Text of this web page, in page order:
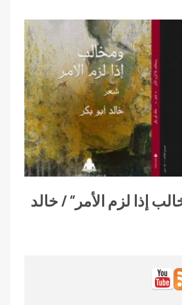
إذا لزم الأمر” / خالد